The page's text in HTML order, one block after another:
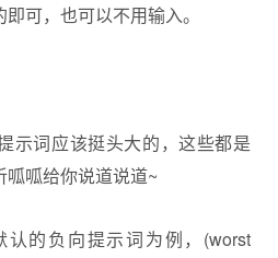
可，也可以不用输入。
示词应该挺头大的，这些都是
呱给你说道说道~
的负向提示词为例，(worst